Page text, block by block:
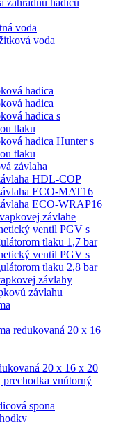
voda
voda
hadica
hadica
hadica s
tlaku
hadica Hunter s
tlaku
závlaha
HDL-COP
ECO-MAT16
ECO-WRAP16
závlahe
ventil PGV s
tlaku 1,7 bar
ventil PGV s
tlaku 2,8 bar
závlahy
závlahu
redukovaná 20 x 16
20 x 16 x 20
prechodka vnútorný
spona